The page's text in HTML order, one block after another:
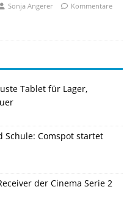
Sonja Angerer
Kommentare
Tablet für Lager,
Comspot startet
der Cinema Serie 2